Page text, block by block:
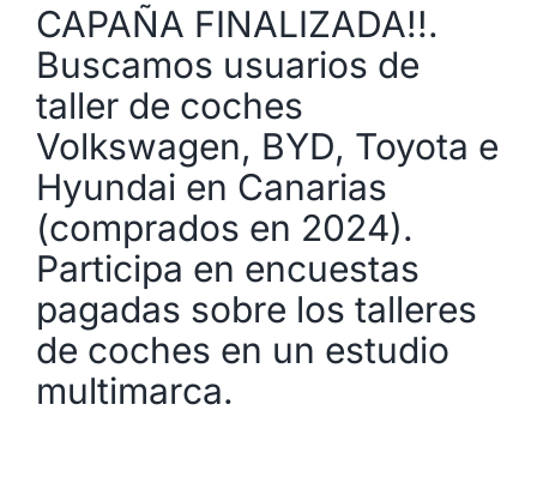
CAPAÑA FINALIZADA!!.
Buscamos usuarios de
taller de coches
Volkswagen, BYD, Toyota e
Hyundai en Canarias
(comprados en 2024).
Participa en encuestas
pagadas sobre los talleres
de coches en un estudio
multimarca.